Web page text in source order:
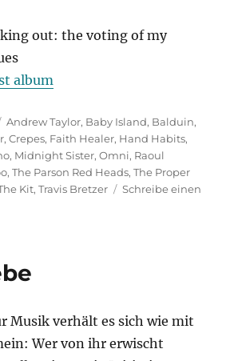
out: the voting of my
album
Schlagwörter
Andrew Taylor, Baby Island, Balduin,
,Crepes, Faith Healer, Hand Habits,
, Midnight Sister,Omni, Raoul
,The Parson Red Heads,The Proper
Kit,Travis Bretzer
Schreibe einen
Musik verhält es sich wie mit
Wer von ihr erwischt